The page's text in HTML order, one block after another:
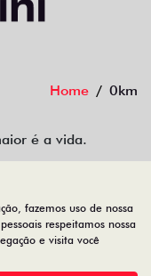
Home 0km
é a vida.
fazemos uso de nossa
respeitamos nossa
e visita você